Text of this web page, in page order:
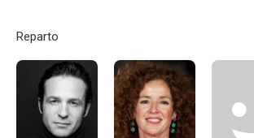
Reparto